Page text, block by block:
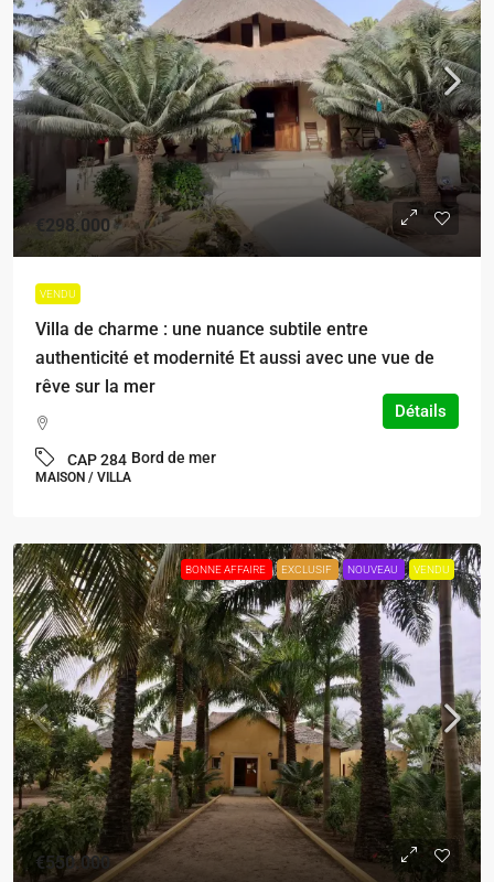
€298.000
VENDU
Villa de charme : une nuance subtile entre
authenticité et modernité Et aussi avec une vue de
rêve sur la mer
CAP 284 Bord de mer
MAISON / VILLA
Détails
BONNE AFFAIRE EXCLUSIF NOUVEAU VENDU
€550.000